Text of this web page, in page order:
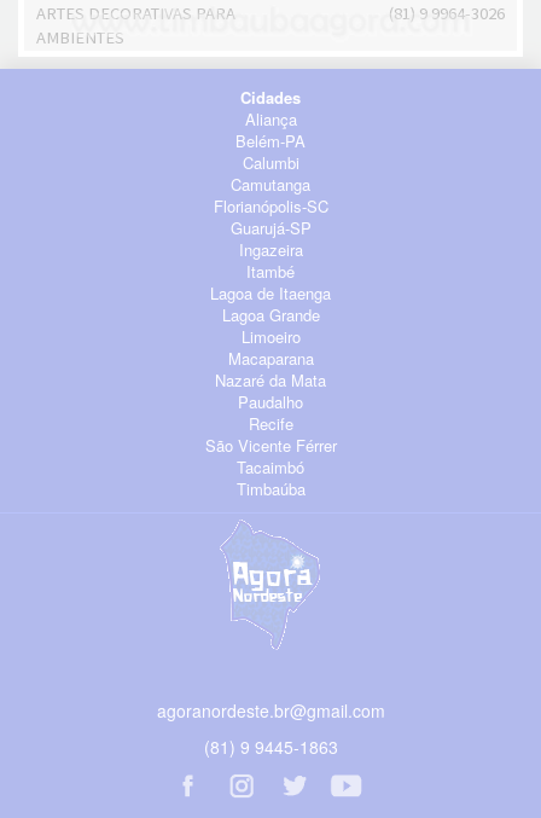
ARTES DECORATIVAS PARA
AMBIENTES
(81) 9 9964-3026
Cidades
Aliança
Belém-PA
Calumbi
Camutanga
Florianópolis-SC
Guarujá-SP
Ingazeira
Itambé
Lagoa de Itaenga
Lagoa Grande
Limoeiro
Macaparana
Nazaré da Mata
Paudalho
Recife
São Vicente Férrer
Tacaimbó
Timbaúba
agoranordeste.br@gmail.com
(81) 9 9445-1863